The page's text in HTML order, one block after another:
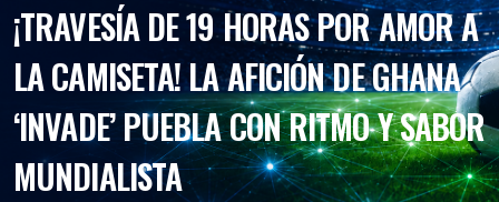
¡TRAVESÍA DE 19 HORAS POR AMOR A
LA CAMISETA! LA AFICIÓN DE GHANA
‘INVADE’ PUEBLA CON RITMO Y SABOR
MUNDIALISTA